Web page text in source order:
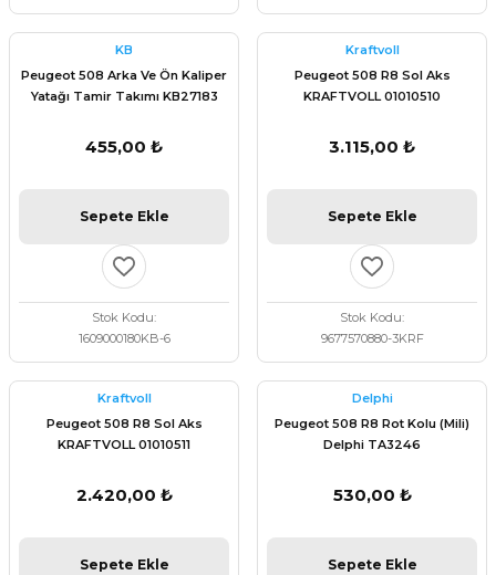
KB
Peugeot 508 Arka Ve Ön Kaliper
Yatağı Tamir Takımı KB27183
455,00 ₺
Sepete Ekle
Stok Kodu
1609000180KB-6
Kraftvoll
Peugeot 508 R8 Sol Aks
KRAFTVOLL 01010510
3.115,00 ₺
Sepete Ekle
Stok Kodu
9677570880-3KRF
Kraftvoll
Peugeot 508 R8 Sol Aks
KRAFTVOLL 01010511
2.420,00 ₺
Sepete Ekle
Delphi
Peugeot 508 R8 Rot Kolu (Mili)
Delphi TA3246
530,00 ₺
Sepete Ekle